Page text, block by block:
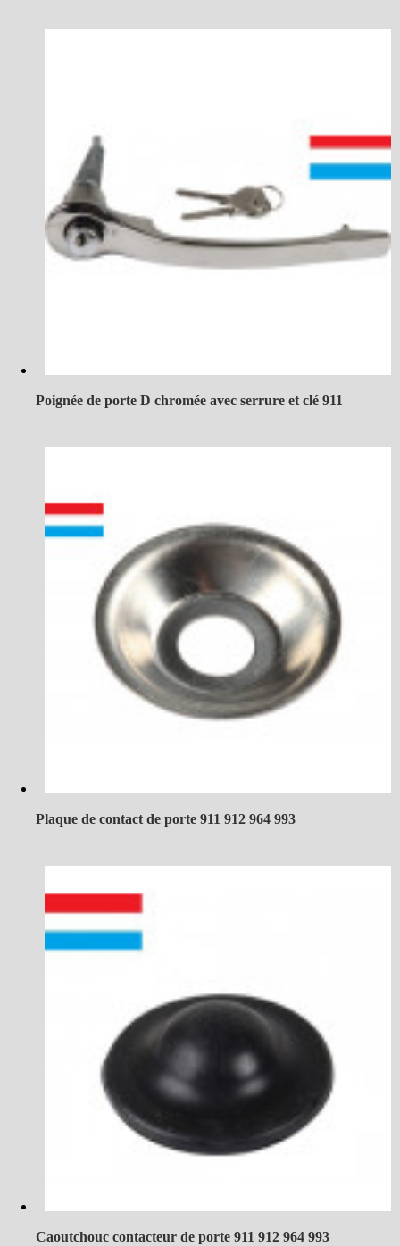
Poignée de porte D chromée avec serrure et clé 911
Plaque de contact de porte 911 912 964 993
Caoutchouc contacteur de porte 911 912 964 993